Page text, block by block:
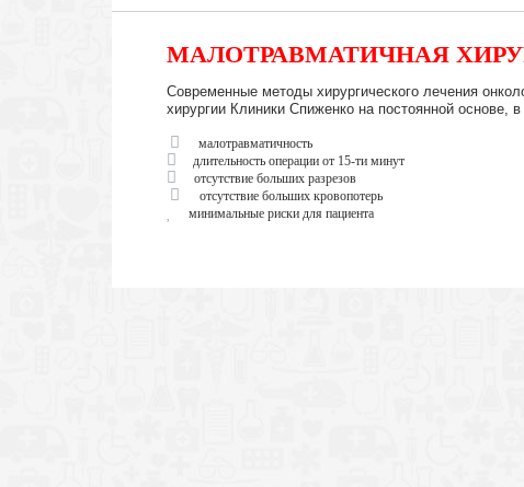
МАЛОТРАВМАТИЧНАЯ
Современные методы хирургического лечения
хирургии Клиники Спиженко на постоянной основе,
малотравматичность
длительность операции от 15-ти минут
отсутствие больших разрезов
отсутствие больших кровопотерь
минимальные риски для пациента